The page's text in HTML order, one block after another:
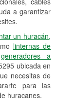
a garantizar
un huracán,
linternas de
generadores a
ubicada en
necesitas de
para las
huracanes.